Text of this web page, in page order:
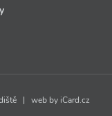
| web by iCard.cz